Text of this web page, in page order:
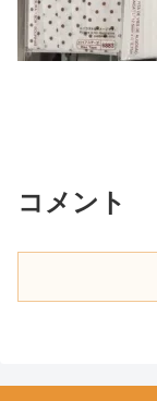
コメント